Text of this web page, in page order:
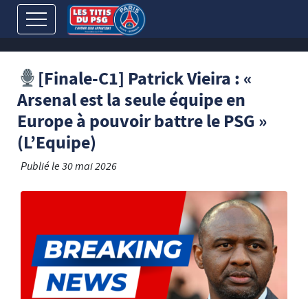
[Finale-C1] Patrick Vieira : «
Arsenal est la seule équipe en
Europe à pouvoir battre le PSG »
(L’Equipe)
Publié le30 mai 2026